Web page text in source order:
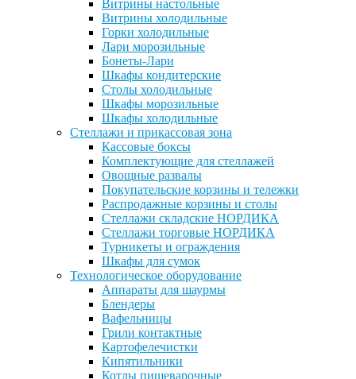
Витрины настольные
Витрины холодильные
Горки холодильные
Лари морозильные
Бонеты-Лари
Шкафы кондитерские
Столы холодильные
Шкафы морозильные
Шкафы холодильные
Стеллажи и прикассовая зона
Кассовые боксы
Комплектующие для стеллажей
Овощные развалы
Покупательские корзины и тележки
Распродажные корзины и столы
Стеллажи складские НОРДИКА
Стеллажи торговые НОРДИКА
Турникеты и ограждения
Шкафы для сумок
Технологическое оборудование
Аппараты для шаурмы
Блендеры
Вафельницы
Грили контактные
Картофелечистки
Кипятильники
Котлы пищеварочные